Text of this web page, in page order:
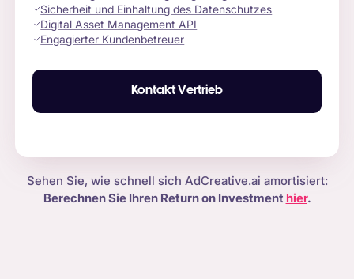
Sicherheit und Einhaltung des Datenschutzes
Digital Asset Management API
Engagierter Kundenbetreuer
Kontakt Vertrieb
Sehen Sie, wie schnell sich AdCreative.ai amortisiert:
Berechnen Sie Ihren Return on Investment hier.